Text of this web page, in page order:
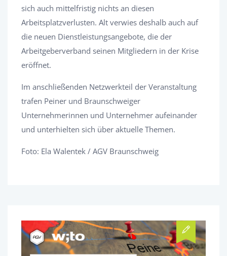
sich auch mittelfristig nichts an diesen
Arbeitsplatzverlusten. Alt verwies deshalb auch auf
die neuen Dienstleistungsangebote, die der
Arbeitgeberverband seinen Mitgliedern in der Krise
eröffnet.
Im anschließenden Netzwerkteil der Veranstaltung
trafen Peiner und Braunschweiger
Unternehmerinnen und Unternehmer aufeinander
und unterhielten sich über aktuelle Themen.
Foto: Ela Walentek / AGV Braunschweig